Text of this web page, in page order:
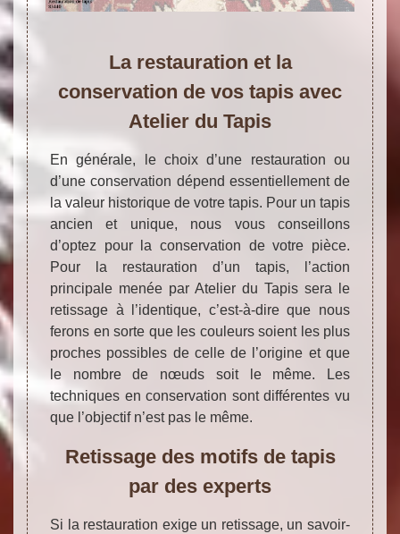
La restauration et la
conservation de vos tapis avec
Atelier du Tapis
En générale, le choix d’une restauration ou
d’une conservation dépend essentiellement de
la valeur historique de votre tapis. Pour un tapis
ancien et unique, nous vous conseillons
d’optez pour la conservation de votre pièce.
Pour la restauration d’un tapis, l’action
principale menée par Atelier du Tapis sera le
retissage à l’identique, c’est-à-dire que nous
ferons en sorte que les couleurs soient les plus
proches possibles de celle de l’origine et que
le nombre de nœuds soit le même. Les
techniques en conservation sont différentes vu
que l’objectif n’est pas le même.
Retissage des motifs de tapis
par des experts
Si la restauration exige un retissage, un savoir-